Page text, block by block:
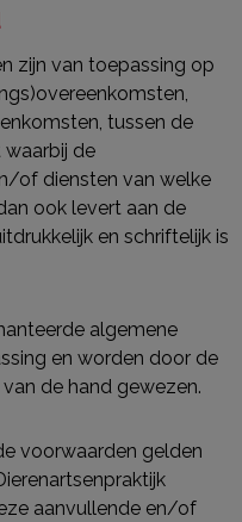
zijn van toepassing op
tussen de
waarbij de
of diensten van welke
ook levert aan de
en schriftelijk is
algemene
en worden door de
de hand gewezen.
voorwaarden gelden
aanvullende en/of